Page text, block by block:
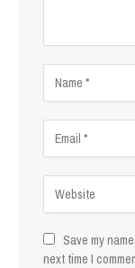
Save my
next time I